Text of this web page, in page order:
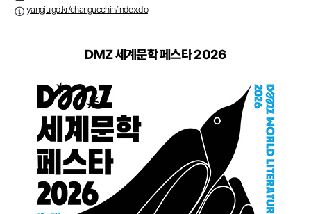
yangju.go.kr/changucchin/index.do
DMZ 세계문학 페스타 2026